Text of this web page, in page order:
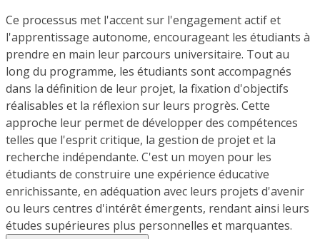
Ce processus met l'accent sur l'engagement actif et
l'apprentissage autonome, encourageant les étudiants à
prendre en main leur parcours universitaire. Tout au
long du programme, les étudiants sont accompagnés
dans la définition de leur projet, la fixation d'objectifs
réalisables et la réflexion sur leurs progrès. Cette
approche leur permet de développer des compétences
telles que l'esprit critique, la gestion de projet et la
recherche indépendante. C'est un moyen pour les
étudiants de construire une expérience éducative
enrichissante, en adéquation avec leurs projets d'avenir
ou leurs centres d'intérêt émergents, rendant ainsi leurs
études supérieures plus personnelles et marquantes.